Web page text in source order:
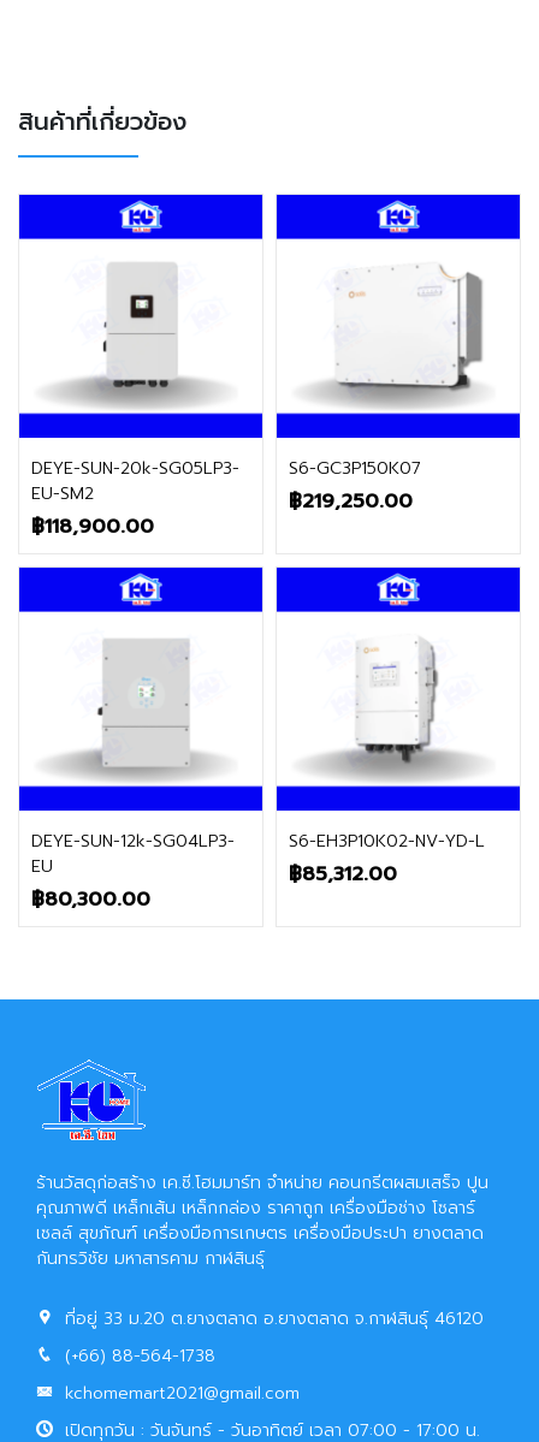
สินค้าที่เกี่ยวข้อง
DEYE-SUN-20k-SG05LP3-
EU-SM2
฿118,900.00
ติดต่อฝ่ายขาย S6-GC3P150K07
฿219,250.00
ติดต่อฝ่ายขาย
DEYE-SUN-12k-SG04LP3-
EU
฿80,300.00
ติดต่อฝ่ายขาย S6-EH3P10K02-NV-YD-L
฿85,312.00
ติดต่อฝ่ายขาย
ร้านวัสดุก่อสร้าง เค.ซี.โฮมมาร์ท จำหน่าย คอนกรีตผสมเสร็จ ปูน
คุณภาพดี เหล็กเส้น เหล็กกล่อง ราคาถูก เครื่องมือช่าง โซลาร์
เซลล์ สุขภัณฑ์ เครื่องมือการเกษตร เครื่องมือประปา ยางตลาด
กันทรวิชัย มหาสารคาม กาฬสินธุ์
ที่อยู่ 33 ม.20 ต.ยางตลาด อ.ยางตลาด จ.กาฬสินธุ์ 46120
(+66) 88-564-1738
kchomemart2021@gmail.com
เปิดทุกวัน : วันจันทร์ - วันอาทิตย์ เวลา 07:00 - 17:00 น.